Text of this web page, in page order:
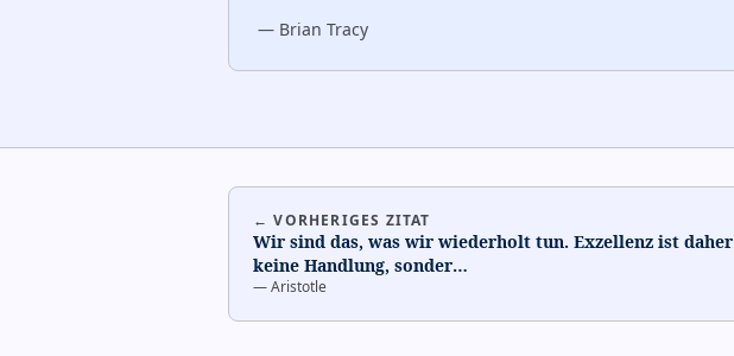
— Brian Tracy
← VORHERIGES ZITAT
Wir sind das, was wir wiederholt tun. Exzellenz ist daher
keine Handlung, sonder…
—Aristotle